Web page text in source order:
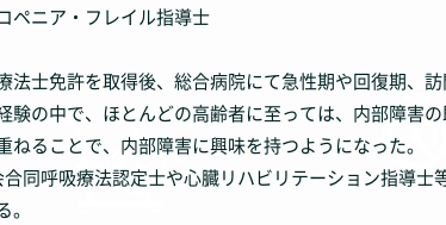
ペニア・フレイル指導士
法士免許を取得後、総合病院にて急性期や回復期、
験の中で、ほとんどの高齢者に至っては、内部障害
ねることで、内部障害に興味を持つようになった。
同呼吸療法認定士や心臓リハビリテーション指導
。